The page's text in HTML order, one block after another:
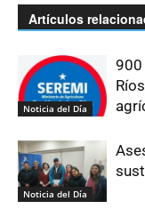
Artículos
Noticia del Día
900
Noticia del Día